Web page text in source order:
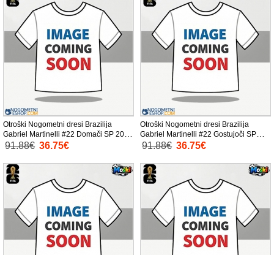
Otroški Nogometni dresi Brazilija
Gabriel Martinelli #22 Domači SP 2026
Kratek Rokav (+ Kratke hlače)
91.88€ 36.75€
Otroški Nogometni dresi Brazilija
Gabriel Martinelli #22 Gostujoči SP
2026 Kratek Rokav (+ Kratke hlače)
91.88€ 36.75€